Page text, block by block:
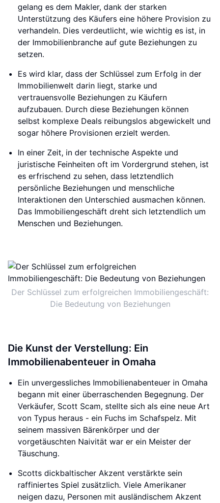
gelang es dem Makler, dank der starken
Unterstützung des Käufers eine höhere Provision zu
verhandeln. Dies verdeutlicht, wie wichtig es ist, in
der Immobilienbranche auf gute Beziehungen zu
setzen.
Es wird klar, dass der Schlüssel zum Erfolg in der
Immobilienwelt darin liegt, starke und
vertrauensvolle Beziehungen zu Käufern
aufzubauen. Durch diese Beziehungen können
selbst komplexe Deals reibungslos abgewickelt und
sogar höhere Provisionen erzielt werden.
In einer Zeit, in der technische Aspekte und
juristische Feinheiten oft im Vordergrund stehen, ist
es erfrischend zu sehen, dass letztendlich
persönliche Beziehungen und menschliche
Interaktionen den Unterschied ausmachen können.
Das Immobiliengeschäft dreht sich letztendlich um
Menschen und Beziehungen.
Der Schlüssel zum erfolgreichen Immobiliengeschäft:
Die Bedeutung von Beziehungen
Die Kunst der Verstellung: Ein
Immobilienabenteuer in Omaha
Ein unvergessliches Immobilienabenteuer in Omaha
begann mit einer überraschenden Begegnung. Der
Verkäufer, Scott Scam, stellte sich als eine neue Art
von Typus heraus - ein Fuchs im Schafspelz. Mit
seinem massiven Bärenkörper und der
vorgetäuschten Naivität war er ein Meister der
Täuschung.
Scotts dickbaltischer Akzent verstärkte sein
raffiniertes Spiel zusätzlich. Viele Amerikaner
neigen dazu, Personen mit ausländischem Akzent